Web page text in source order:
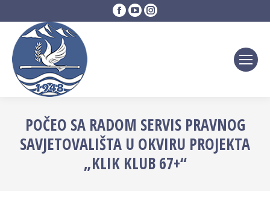
Facebook
page
YouTube
page
Instagram
page
POČEO SA RADOM SERVIS PRAVNOG
SAVJETOVALIŠTA U OKVIRU PROJEKTA
„KLIK KLUB 67+“